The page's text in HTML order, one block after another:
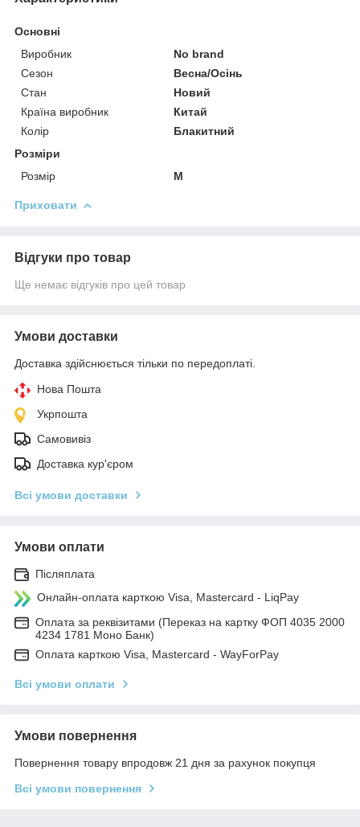
Основні
Виробник
No brand
Сезон
Весна/Осінь
Стан
Новий
Країна виробник
Китай
Колір
Блакитний
Розміри
Розмір
M
Приховати
Відгуки про товар
Ще немає відгуків про цей товар
Умови доставки
Доставка здійснюється тільки по передоплаті.
Нова Пошта
Укрпошта
Самовивіз
Доставка кур'єром
Всі умови доставки
Умови оплати
Післяплата
Онлайн-оплата карткою Visa, Mastercard - LiqPay
Оплата за реквізитами (Переказ на картку ФОП 4035 2000
4234 1781 Моно Банк)
Оплата карткою Visa, Mastercard - WayForPay
Всі умови оплати
Умови повернення
Повернення товару впродовж 21 дня за рахунок покупця
Всі умови повернення